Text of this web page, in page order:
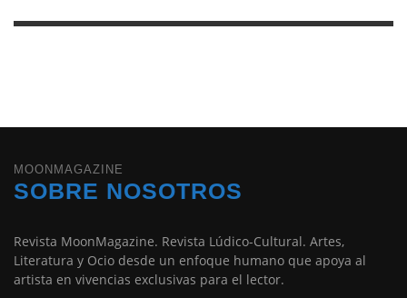
MOONMAGAZINE
SOBRE NOSOTROS
Revista MoonMagazine. Revista Lúdico-Cultural. Artes,
Literatura y Ocio desde un enfoque humano que apoya al
artista en vivencias exclusivas para el lector.